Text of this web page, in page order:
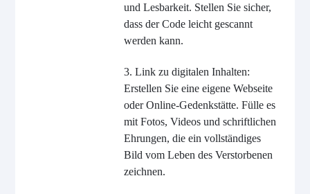
und Lesbarkeit. Stellen Sie sicher,
dass der Code leicht gescannt
werden kann.
3. Link zu digitalen Inhalten:
Erstellen Sie eine eigene Webseite
oder Online-Gedenkstätte. Fülle es
mit Fotos, Videos und schriftlichen
Ehrungen, die ein vollständiges
Bild vom Leben des Verstorbenen
zeichnen.